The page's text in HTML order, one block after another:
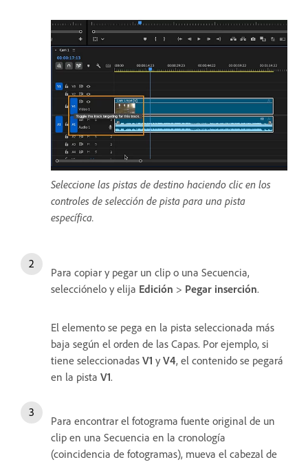
Seleccione las pistas de destino haciendo clic en los
controles de selección de pista para una pista
específica.
Para copiar y pegar un clip o una Secuencia,
selecciónelo y elija Edición > Pegar inserción.
El elemento se pega en la pista seleccionada más
baja según el orden de las Capas. Por ejemplo, si
tiene seleccionadas V1 y V4, el contenido se pegará
en la pista V1.
Para encontrar el fotograma fuente original de un
clip en una Secuencia en la cronología
(coincidencia de fotogramas), mueva el cabezal de